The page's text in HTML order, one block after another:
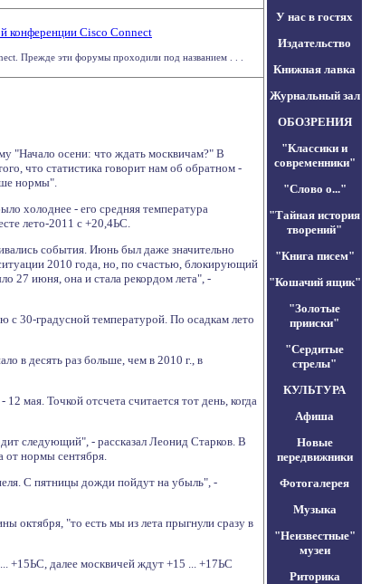
конференции Cisco Connect
Прежде эти форумы проходили под названием . . .
"Начало осени: что ждать москвичам?" В
что статистика говорит нам об обратном -
нормы".
холоднее - его средняя температура
лето-2011 с +20,4ЬС.
события. Июнь был даже значительно
2010 года, но, по счастью, блокирующий
27 июня, она и стала рекордом лета", -
с 30-градусной температурой. По осадкам лето
в десять раз больше, чем в 2010 г., в
мая. Точкой отсчета считается тот день, когда
следующий", - рассказал Леонид Старков. В
от нормы сентября.
С пятницы дожди пойдут на убыль", -
октября, "то есть мы из лета прыгнули сразу в
+15ЬС, далее москвичей ждут +15 ... +17ЬС
У нас в гостях
Издательство
Книжная лавка
Журнальный зал
ОБОЗРЕНИЯ
"Классики и
современники"
"Слово о..."
"Тайная история
творений"
"Книга писем"
"Кошачий ящик"
"Золотые
прииски"
"Сердитые
стрелы"
КУЛЬТУРА
Афиша
Новые
передвижники
Фотогалерея
Музыка
"Неизвестные"
музеи
Риторика